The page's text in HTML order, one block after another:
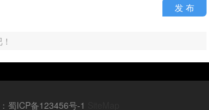
发 布
蜀ICP备123456号-1